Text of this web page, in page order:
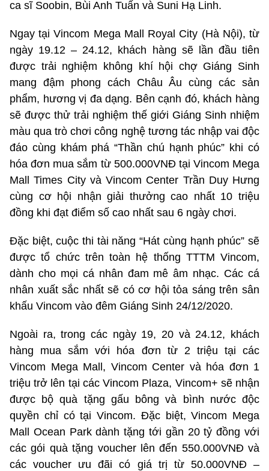
ca sĩ Soobin, Bùi Anh Tuấn và Suni Hạ Linh.
Ngay tại Vincom Mega Mall Royal City (Hà Nội), từ
ngày 19.12 – 24.12, khách hàng sẽ lần đầu tiên
được trải nghiệm không khí hội chợ Giáng Sinh
mang đậm phong cách Châu Âu cùng các sản
phẩm, hương vị đa dạng. Bên cạnh đó, khách hàng
sẽ được thử trải nghiệm thế giới Giáng Sinh nhiệm
màu qua trò chơi công nghệ tương tác nhập vai độc
đáo cùng khám phá “Thần chú hạnh phúc” khi có
hóa đơn mua sắm từ 500.000VNĐ tại Vincom Mega
Mall Times City và Vincom Center Trần Duy Hưng
cùng cơ hội nhận giải thưởng cao nhất 10 triệu
đồng khi đạt điểm số cao nhất sau 6 ngày chơi.
Đặc biệt, cuộc thi tài năng “Hát cùng hạnh phúc” sẽ
được tổ chức trên toàn hệ thống TTTM Vincom,
dành cho mọi cá nhân đam mê âm nhạc. Các cá
nhân xuất sắc nhất sẽ có cơ hội tỏa sáng trên sân
khấu Vincom vào đêm Giáng Sinh 24/12/2020.
Ngoài ra, trong các ngày 19, 20 và 24.12, khách
hàng mua sắm với hóa đơn từ 2 triệu tại các
Vincom Mega Mall, Vincom Center và hóa đơn 1
triệu trở lên tại các Vincom Plaza, Vincom+ sẽ nhận
được bộ quà tặng gấu bông và bình nước độc
quyền chỉ có tại Vincom. Đặc biệt, Vincom Mega
Mall Ocean Park dành tặng tới gần 20 tỷ đồng với
các gói quà tặng voucher lên đến 550.000VNĐ và
các voucher ưu đãi có giá trị từ 50.000VNĐ –